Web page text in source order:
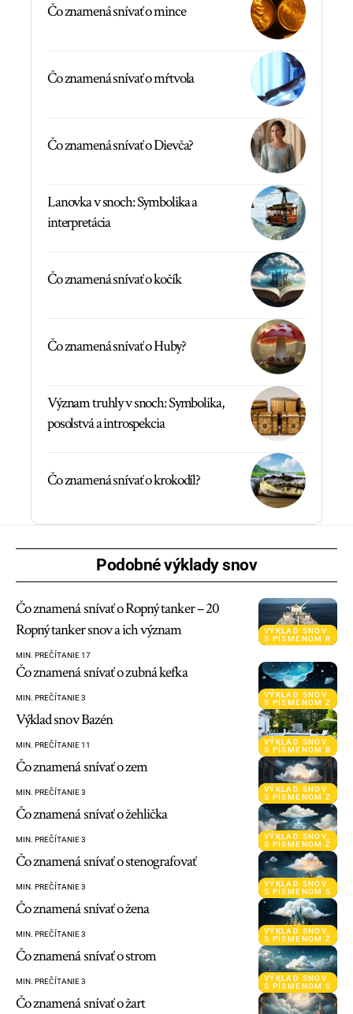
Čo znamená snívať o mince
Čo znamená snívať o mŕtvola
Čo znamená snívať o Dievča?
Lanovka v snoch: Symbolika a
interpretácia
Čo znamená snívať o kočík
Čo znamená snívať o Huby?
Význam truhly v snoch: Symbolika,
posolstvá a introspekcia
Čo znamená snívať o krokodíl?
Podobné výklady snov
VÝKLAD SNOV
S PÍSMENOM R
Čo znamená snívať o Ropný tanker – 20
Ropný tanker snov a ich význam
MIN. PREČÍTANIE 17
VÝKLAD SNOV
S PÍSMENOM Z
Čo znamená snívať o zubná kefka
MIN. PREČÍTANIE 3
VÝKLAD SNOV
S PÍSMENOM B
Výklad snov Bazén
MIN. PREČÍTANIE 11
VÝKLAD SNOV
S PÍSMENOM Z
Čo znamená snívať o zem
MIN. PREČÍTANIE 3
VÝKLAD SNOV
S PÍSMENOM Ž
Čo znamená snívať o žehlička
MIN. PREČÍTANIE 3
VÝKLAD SNOV
S PÍSMENOM S
Čo znamená snívať o stenografovať
MIN. PREČÍTANIE 3
VÝKLAD SNOV
S PÍSMENOM Ž
Čo znamená snívať o žena
MIN. PREČÍTANIE 3
VÝKLAD SNOV
S PÍSMENOM S
Čo znamená snívať o strom
MIN. PREČÍTANIE 3
Čo znamená snívať o žart